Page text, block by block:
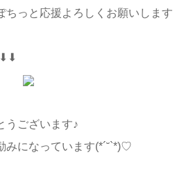
ちっと応援よろしくお願いします
うございます♪
みになっています(*´˘`*)♡